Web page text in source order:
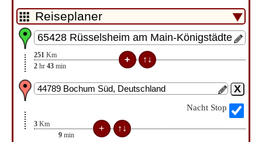
251 Km
2 hr 43 min
Nacht Stop
3 Km
9 min